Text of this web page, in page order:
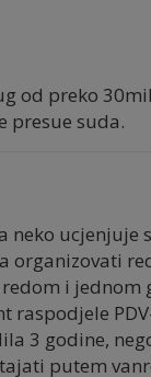
od preko
presue suda.
neko ucjenjuje
organizovati
i jednom
raspodjele
3 godine,
putem